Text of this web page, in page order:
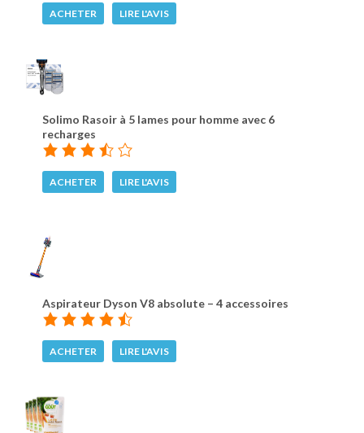
ACHETER LIRE L'AVIS
Solimo Rasoir à 5 lames pour homme avec 6
recharges
ACHETER LIRE L'AVIS
Aspirateur Dyson V8 absolute – 4 accessoires
ACHETER LIRE L'AVIS